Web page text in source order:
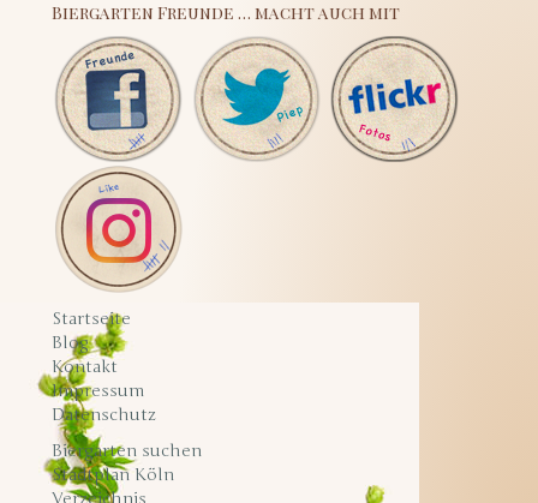
Biergarten Freunde … macht auch mit
Startseite
Blog
Kontakt
Impressum
Datenschutz
Biergarten suchen
Stadtplan Köln
Verzeichnis